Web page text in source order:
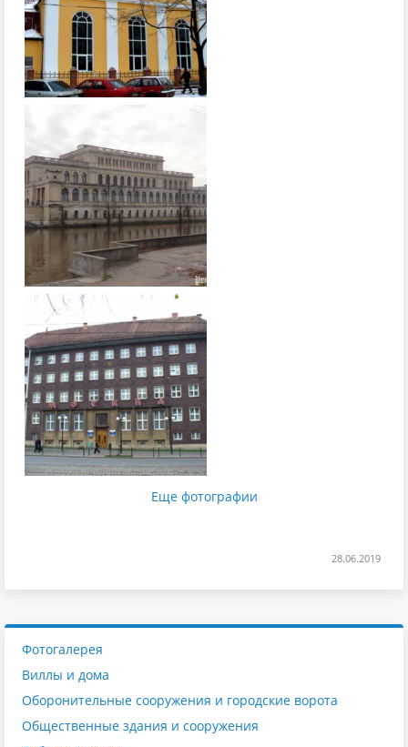
Еще фотографии
28.06.2019
Фотогалерея
Виллы и дома
Оборонительные сооружения и городские ворота
Общественные здания и сооружения